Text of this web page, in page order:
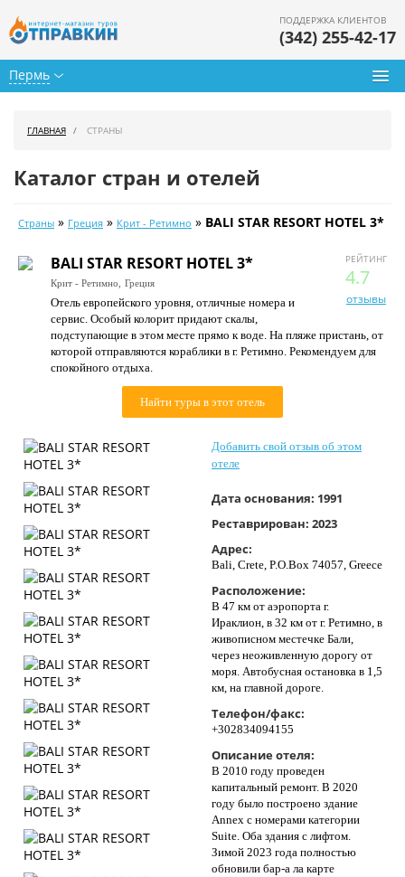
Пермь
ПОДДЕРЖКА КЛИЕНТОВ
(342) 255-42-17
Календарь туров
Цены дня
Страны
Как купить
ГЛАВНАЯ СТРАНЫ
Каталог стран и отелей
Страны » Греция » Крит - Ретимно » BALI STAR RESORT HOTEL 3*
РЕЙТИНГ
4.7
отзывы
BALI STAR RESORT HOTEL 3*
Крит - Ретимно, Греция
Отель европейского уровня, отличные номера и
сервис. Особый колорит придают скалы,
подступающие в этом месте прямо к воде. На пляже пристань, от
которой отправляются кораблики в г. Ретимно. Рекомендуем для
спокойного отдыха.
Найти туры в этот отель
Добавить свой отзыв об этом
отеле
Дата основания: 1991
Реставрирован: 2023
Адрес:
Bali, Crete, P.O.Box 74057, Greece
Расположение:
В 47 км от аэропорта г.
Ираклион, в 32 км от г. Ретимно, в
живописном местечке Бали,
через неоживленную дорогу от
моря. Автобусная остановка в 1,5
км, на главной дороге.
Телефон/факс:
+302834094155
Описание отеля:
В 2010 году проведен
капитальный ремонт. В 2020
году было построено здание
Annex с номерами категории
Suite. Оба здания с лифтом.
Зимой 2023 года полностью
обновили бар-а ла карте